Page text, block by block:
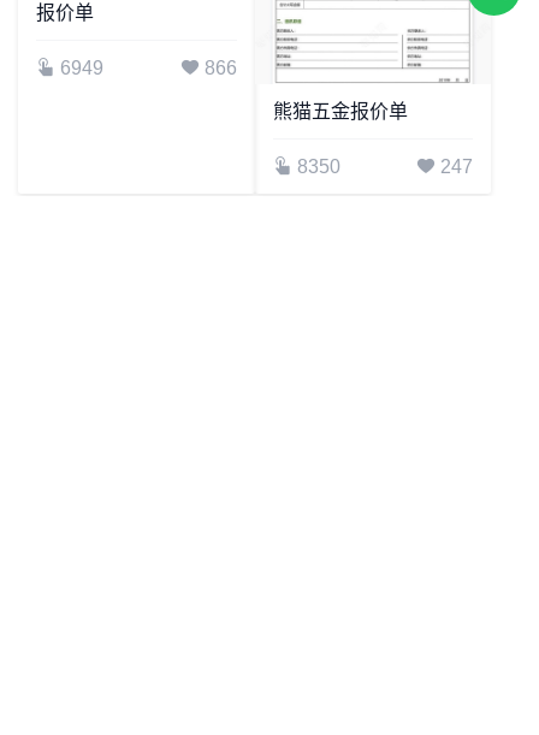
报价单
6949 866
熊猫五金报价单
8350 247